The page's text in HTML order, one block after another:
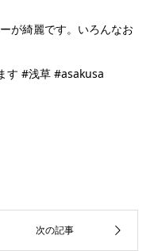
が綺麗です。いろんなお
す #浅草 #asakusa